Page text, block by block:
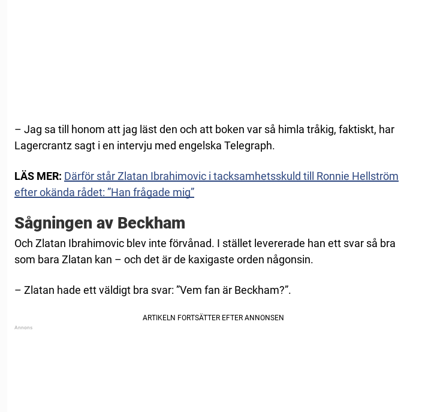
– Jag sa till honom att jag läst den och att boken var så himla tråkig, faktiskt, har
Lagercrantz sagt i en intervju med engelska Telegraph.
LÄS MER: Därför står Zlatan Ibrahimovic i tacksamhetsskuld till Ronnie Hellström
efter okända rådet: ”Han frågade mig”
Sågningen av Beckham
Och Zlatan Ibrahimovic blev inte förvånad. I stället levererade han ett svar så bra
som bara Zlatan kan – och det är de kaxigaste orden någonsin.
– Zlatan hade ett väldigt bra svar: ”Vem fan är Beckham?”.